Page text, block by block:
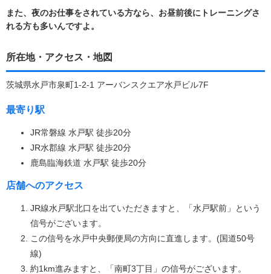
また、夜のお仕事をされている方なら、お昼前後にトレーニングさ
れる方も多いんですよ。
所在地・アクセス・地図
茨城県水戸市泉町1-2-1 アーバンスクエア水戸ビル7F
最寄り駅
JR常磐線 水戸駅 徒歩20分
JR水郡線 水戸駅 徒歩20分
鹿島臨海鉄道 水戸駅 徒歩20分
店舗へのアクセス
JR線水戸駅北口を出ていただきますと、「水戸駅前」という
信号がございます。
この信号を水戸中央郵便局の方向に直進します。(国道50号
線)
約1km進みますと、「南町3丁目」の信号がございます。